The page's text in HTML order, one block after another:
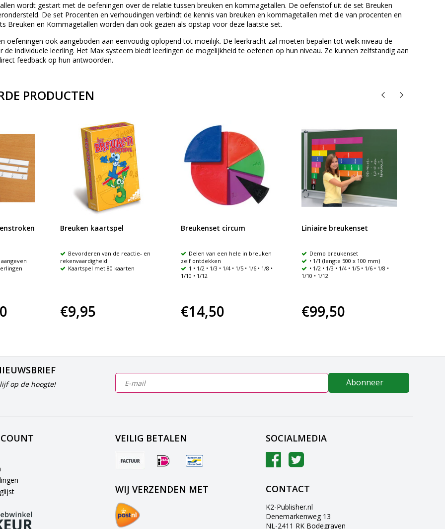
wordt gestart met de oefeningen over de relatie tussen breuken en kommagetallen. De oefenstof uit de set Breuken
De set Procenten en verhoudingen verbindt de kennis van breuken en kommagetallen met die van procenten en
Breuken en Kommagetallen worden dan ook gezien als opstap voor deze laatste set.
oefeningen ook aangeboden aan eenvoudig oplopend tot moeilijk. De leerkracht zal moeten bepalen tot welk niveau de
de individuele leerling. Het Max systeem biedt leerlingen de mogelijkheid te oefenen op hun niveau. Ze kunnen zelfstandig aan
feedback op hun antwoorden.
PRODUCTEN
Breuken kaartspel
Bevorderen van de reactie- en
rekenvaardigheid
Kaartspel met 80 kaarten
€9,95
Breukenset circum
Delen van een hele in breuken
zelf ontdekken
1 • 1/2 • 1/3 • 1/4 • 1/5 • 1/6 • 1/8 •
1/10 • 1/12
€14,50
Liniaire breukenset
Demo breukenset
• 1/1 (lengte 500 x 100 mm)
• 1/2 • 1/3 • 1/4 • 1/5 • 1/6 • 1/8 •
1/10 • 1/12
€99,50
op de hoogte! Abonneer
VEILIG BETALEN
WIJ VERZENDEN MET
SOCIALMEDIA
CONTACT
K2-Publisher.nl
Denemarkenweg 13
NL-2411 RK Bodegraven